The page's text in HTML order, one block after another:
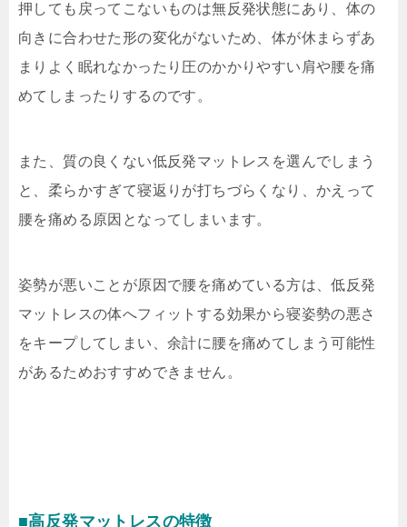
押しても戻ってこないものは無反発状態にあり、体の
向きに合わせた形の変化がないため、体が休まらずあ
まりよく眠れなかったり圧のかかりやすい肩や腰を痛
めてしまったりするのです。
また、質の良くない低反発マットレスを選んでしまう
と、柔らかすぎて寝返りが打ちづらくなり、かえって
腰を痛める原因となってしまいます。
姿勢が悪いことが原因で腰を痛めている方は、低反発
マットレスの体へフィットする効果から寝姿勢の悪さ
をキープしてしまい、余計に腰を痛めてしまう可能性
があるためおすすめできません。
■高反発マットレスの特徴